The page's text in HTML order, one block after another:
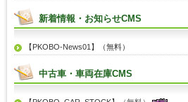
新着情報・お知らせCMS
【PKOBO-News01】（無料）
中古車・車両在庫CMS